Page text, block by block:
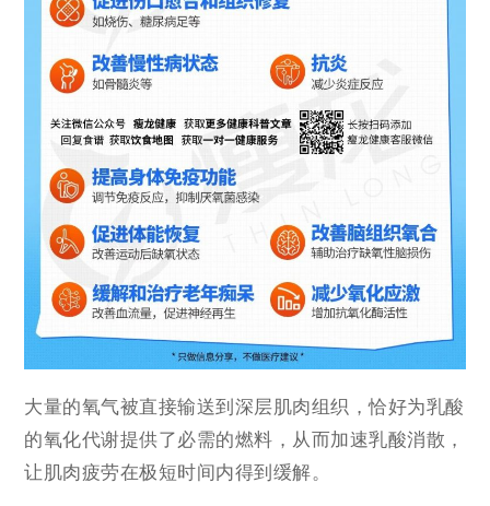
大量的氧气被直接输送到深层肌肉组织，恰好为乳酸
的氧化代谢提供了必需的燃料，从而加速乳酸消散，
让肌肉疲劳在极短时间内得到缓解。